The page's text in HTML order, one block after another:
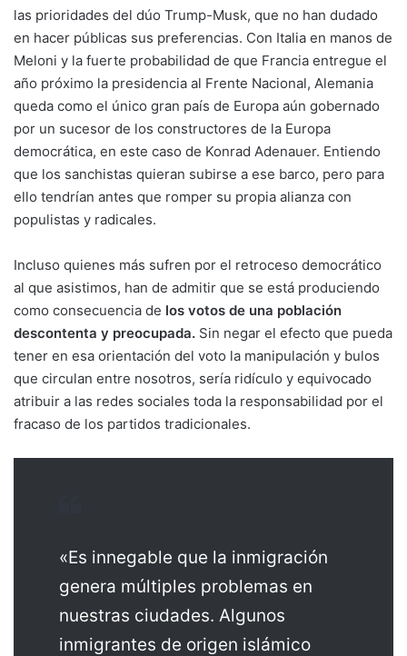
las prioridades del dúo Trump-Musk, que no han dudado
en hacer públicas sus preferencias. Con Italia en manos de
Meloni y la fuerte probabilidad de que Francia entregue el
año próximo la presidencia al Frente Nacional, Alemania
queda como el único gran país de Europa aún gobernado
por un sucesor de los constructores de la Europa
democrática, en este caso de Konrad Adenauer. Entiendo
que los sanchistas quieran subirse a ese barco, pero para
ello tendrían antes que romper su propia alianza con
populistas y radicales.
Incluso quienes más sufren por el retroceso democrático
al que asistimos, han de admitir que se está produciendo
como consecuencia de los votos de una población
descontenta y preocupada. Sin negar el efecto que pueda
tener en esa orientación del voto la manipulación y bulos
que circulan entre nosotros, sería ridículo y equivocado
atribuir a las redes sociales toda la responsabilidad por el
fracaso de los partidos tradicionales.
«Es innegable que la inmigración
genera múltiples problemas en
nuestras ciudades. Algunos
inmigrantes de origen islámico